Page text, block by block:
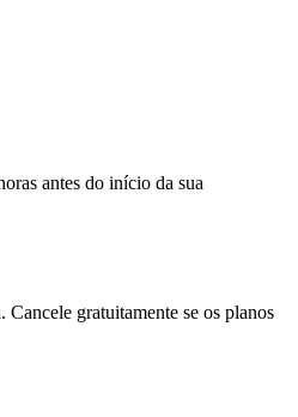
antes do início da sua
Cancele gratuitamente se os planos